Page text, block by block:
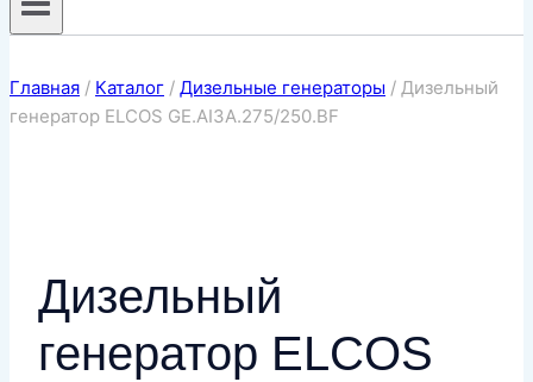
Главная / Каталог / Дизельные генераторы / Дизельный
генератор ELCOS GE.AI3A.275/250.BF
Дизельный
генератор ELCOS